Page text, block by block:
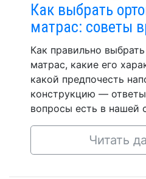
Как выбрать
матрас: советы
Как правильно
матрас, какие его
какой предпочесть
конструкцию — ответы
вопросы есть в нашей
Читать